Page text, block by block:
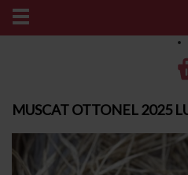
MUSCAT OTTONEL 2025